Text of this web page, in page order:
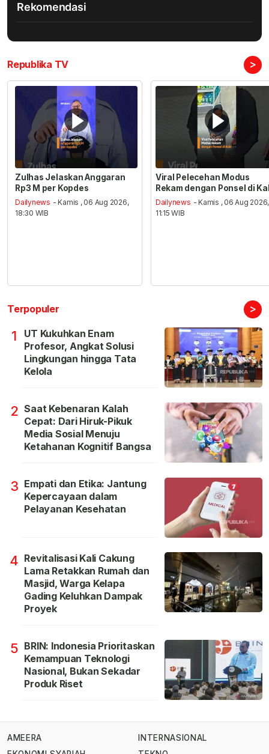
Rekomendasi
Republika TV >
Zulhas Jelaskan Anggaran
Rp3 M per Kopdes
Dailynews - Kamis , 06 Aug 2026,
18:30 WIB
Viral Pelecehan Modus
Rekam dengan Ponsel di
Dailynews - Kamis , 06 Aug 2026,
11:15 WIB
Terpopuler >
1
UT Kukuhkan Enam
Profesor, Angkat Solusi
Lingkungan hingga Tata
Kelola
2 Saat Kebenaran Kalah
Cepat: Dari Hiruk-Pikuk
Media Sosial Menuju
Ketahanan Kognitif Bangsa
3 Empati dan Etika: Jantung
Kepercayaan dalam
Pelayanan Kesehatan
4 Revitalisasi Kali Cakung
Lama Retakkan Rumah dan
Masjid, Warga Kelapa
Gading Keluhkan Dampak
Proyek
5 BRIN: Indonesia Prioritaskan
Kemampuan Teknologi
Nasional, Bukan Sekadar
Produk Riset
AMEERA
INTERNASIONAL